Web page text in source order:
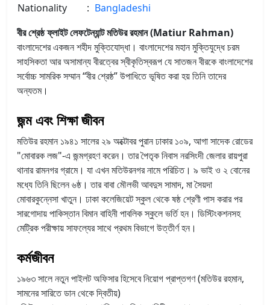
Nationality
: Bangladeshi
বীর শ্রেষ্ঠ ফ্লাইট লেফটেন্যান্ট মতিউর রহমান (Matiur Rahman)
বাংলাদেশের একজন শহীদ মুক্তিযোদ্ধা। বাংলাদেশের মহান মুক্তিযুদ্ধে চরম
সাহসিকতা আর অসামান্য বীরত্বের স্বীকৃতিস্বরূপ যে সাতজন বীরকে বাংলাদেশের
সর্বোচ্চ সামরিক সম্মান “বীর শ্রেষ্ঠ” উপাধিতে ভূষিত করা হয় তিনি তাদের
অন্যতম।
জন্ম এবং শিক্ষা জীবন
মতিউর রহমান ১৯৪১ সালের ২৯ অক্টোবর পুরান ঢাকার ১০৯, আগা সাদেক রোডের
"মোবারক লজ"-এ জন্মগ্রহণ করেন। তার পৈতৃক নিবাস নরসিংদী জেলার রায়পুরা
থানার রামনগর গ্রামে। যা এখন মতিউরনগর নামে পরিচিত। ৯ ভাই ও ২ বোনের
মধ্যে তিনি ছিলেন ৬ষ্ঠ। তার বাবা মৌলভী আবদুস সামাদ, মা সৈয়দা
মোবারকুন্নেসা খাতুন। ঢাকা কলেজিয়েট স্কুল থেকে ষষ্ঠ শ্রেণী পাস করার পর
সারগোদায় পাকিস্তান বিমান বাহিনী পাবলিক স্কুলে ভর্তি হন। ডিস্টিংকশনসহ
মেট্রিক পরীক্ষায় সাফল্যের সাথে প্রথম বিভাগে উত্তীর্ণ হন।
কর্মজীবন
১৯৬৩ সালে নতুন পাইলট অফিসার হিসেবে নিয়োগ প্রাপ্তগণ (মতিউর রহমান,
সামনের সারিতে ডান থেকে দ্বিতীয়)